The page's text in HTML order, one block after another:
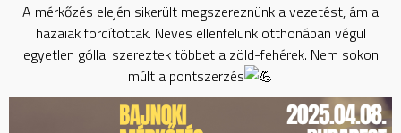
A mérkőzés elején sikerült megszereznünk a vezetést, ám a
hazaiak fordítottak. Neves ellenfelünk otthonában végül
egyetlen góllal szereztek többet a zöld-fehérek. Nem sokon
múlt a pontszerzés